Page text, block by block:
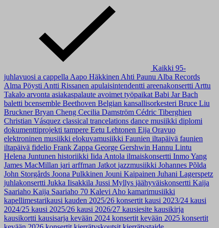
Kaikki 95-
juhlavuosi a cappella Aapo Häkkinen Ahti Paunu Alba Records
Alma Pöysti Antti Rissanen apulaisintendentti areenakonsertti Arttu
Takalo arvonta asiakaspalaute avoimet työpaikat Babi JarBach
baletti bcensemble Beethoven Belgian kansallisorkesteri Bruce Liu
BrucknerBryan Cheng Cecilia Damström Cédric Tiberghien
Christian Vásquez classical trancelations dance musiikki diplomi
dokumenttiprojekti tampere Eetu Lehtonen Eija Oravuo
elektroninen musiikki elokuvamusiikki Faunien iltapäivä faunien
iltapäivä fidelio Frank Zappa George Gershwin Hannu Lintu
Helena Juntunen historiikki Iida Antola ilmaiskonsertti Inmo Yang
James MacMillan jari arffman Jatkot jazzmusiikki Johannes Põlda
John Storgårds Joona Pulkkinen Jouni Kaipainen Juhani Lagerspetz
juhlakonsertti Jukka Iisakkila Jussi Myllys jäähyväiskonsertti Kaija
Saariaho Kaija Saariaho 70 Kalevi Aho kamarimusiikki
kapellimestarikausi kauden 2025/26 konsertit kausi 2023/24 kausi
2024/25 kausi 2025/26 kausi 2026/27 kausiesite kausikirja
kausikortti kausisarja kevään 2024 konsertit kevään 2025 konsertit